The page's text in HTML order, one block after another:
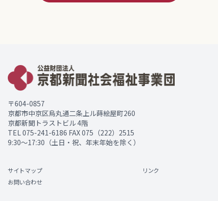
〒604-0857
京都市中京区烏丸通二条上ル蒔絵屋町260
京都新聞トラストビル 4階
TEL 075-241-6186 FAX 075（222）2515
9:30～17:30（土日・祝、年末年始を除く）
サイトマップ
リンク
お問い合わせ